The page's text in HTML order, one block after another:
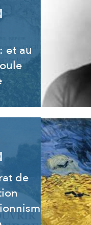
et au
de